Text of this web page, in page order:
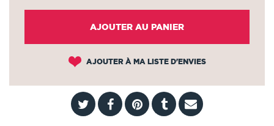
AJOUTER AU PANIER
AJOUTER À MA LISTE D'ENVIES